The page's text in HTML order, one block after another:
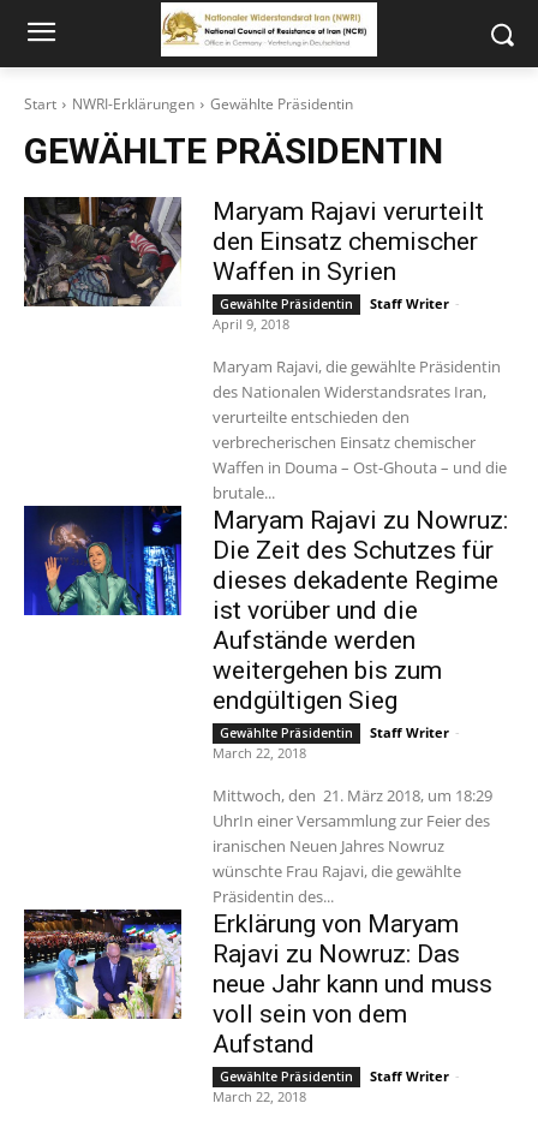
Start NWRI-Erklärungen Gewählte Präsidentin
GEWÄHLTE PRÄSIDENTIN
Maryam Rajavi verurteilt
den Einsatz chemischer
Waffen in Syrien
Gewählte Präsidentin Staff Writer -
April 9, 2018
Maryam Rajavi, die gewählte Präsidentin
des Nationalen Widerstandsrates Iran,
verurteilte entschieden den
verbrecherischen Einsatz chemischer
Waffen in Douma – Ost-Ghouta – und die
brutale...
Maryam Rajavi zu Nowruz:
Die Zeit des Schutzes für
dieses dekadente Regime
ist vorüber und die
Aufstände werden
weitergehen bis zum
endgültigen Sieg
Gewählte Präsidentin Staff Writer -
March 22, 2018
Mittwoch, den 21. März 2018, um 18:29
UhrIn einer Versammlung zur Feier des
iranischen Neuen Jahres Nowruz
wünschte Frau Rajavi, die gewählte
Präsidentin des...
Erklärung von Maryam
Rajavi zu Nowruz: Das
neue Jahr kann und muss
voll sein von dem
Aufstand
Gewählte Präsidentin Staff Writer -
March 22, 2018